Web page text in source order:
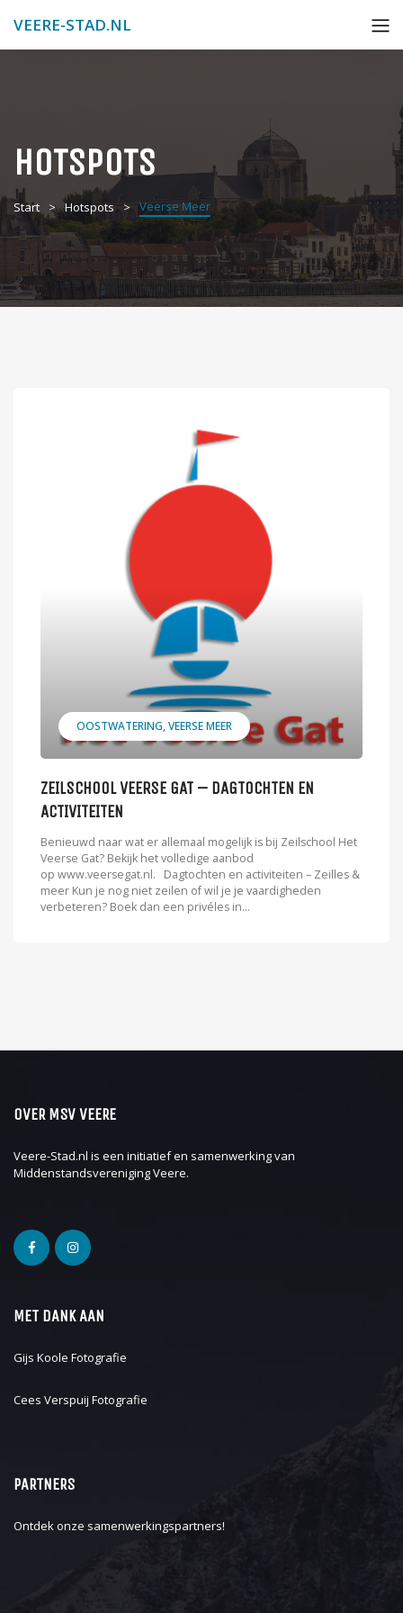
VEERE-STAD.NL
HOTSPOTS
Start Hotspots Veerse Meer
OOSTWATERING VEERSE MEER
ZEILSCHOOL VEERSE GAT – DAGTOCHTEN EN
ACTIVITEITEN
Benieuwd naar wat er allemaal mogelijk is bij Zeilschool Het
Veerse Gat? Bekijk het volledige aanbod
op www.veersegat.nl. Dagtochten en activiteiten – Zeilles &
meer Kun je nog niet zeilen of wil je je vaardigheden
verbeteren? Boek dan een privéles in...
OVER MSV VEERE
Veere-Stad.nl is een initiatief en samenwerking van
Middenstandsvereniging Veere.
MET DANK AAN
Gijs Koole Fotografie
Cees Verspuij Fotografie
PARTNERS
Ontdek onze samenwerkingspartners!